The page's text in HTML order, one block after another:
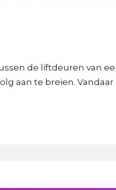
de liftdeuren van
aan te breien.